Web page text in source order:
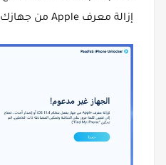
إزالة معرف Apple من جهازك.